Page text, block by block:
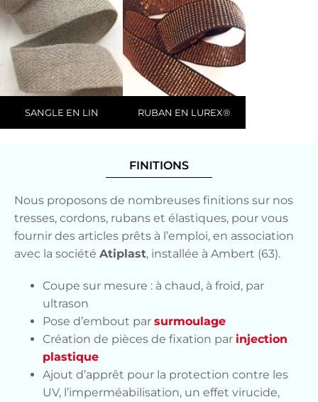
SANGLE EN LIN RUBAN EN LUREX®
FINITIONS
Nous proposons de nombreuses finitions sur nos
tresses, cordons, rubans et élastiques, pour vous
fournir des articles prêts à l’emploi, en association
avec la société Atiplast, installée à Ambert (63).
Coupe sur mesure : à chaud, à froid, par
ultrason
Pose d’embout par surmoulage
Création de pièces de fixation par injection
plastique
Ajout d’apprêt pour la protection contre les
UV, l’imperméabilisation, un effet virucide,